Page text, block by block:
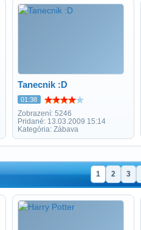
Tanecnik :D
01:38
Zobrazení: 5246
Pridané: 13.03.2009 15:14
Kategória: Zábava
1 2 3